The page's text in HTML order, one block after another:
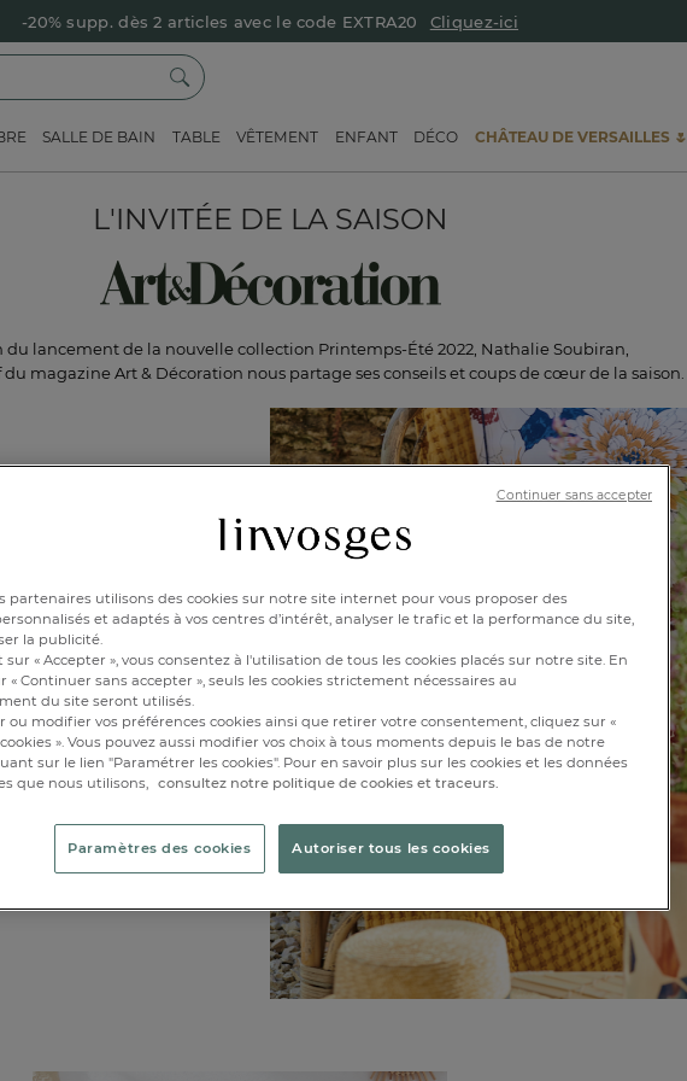
-20% supp. dès 2 articles avec le code EXTRA20 Cliquez-ici
SALLE DE BAIN TABLE VÊTEMENT ENFANT DÉCO CHÂTEAU DE VERSAILLES 🌷
L'INVITÉE DE LA SAISON
du lancement de la nouvelle collection Printemps-Été 2022, Nathalie Soubiran,
magazine Art & Décoration nous partage ses conseils et coups de cœur de la saison.
a eu à cœur
pour vous
les couleurs
d’ici et d’ailleurs...
partenaires utilisons des cookies sur notre site internet pour vous proposer des
et adaptés à vos centres d’intérêt, analyser le trafic et la performance du site,
la publicité.
sur « Accepter », vous consentez à l'utilisation de tous les cookies placés sur notre site. En
« Continuer sans accepter », seuls les cookies strictement nécessaires au
du site seront utilisés.
ou modifier vos préférences cookies ainsi que retirer votre consentement, cliquez sur «
». Vous pouvez aussi modifier vos choix à tous moments depuis le bas de notre
sur le lien "Paramétrer les cookies". Pour en savoir plus sur les cookies et les données
que nous utilisons, consultez notre politique de cookies et traceurs.
Paramètres des cookies Autoriser tous les cookies
Continuer sans accepter